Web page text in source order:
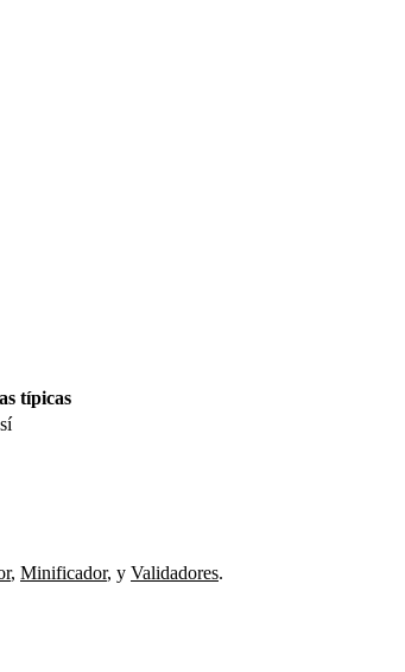
típicas
, Minificador, y Validadores.